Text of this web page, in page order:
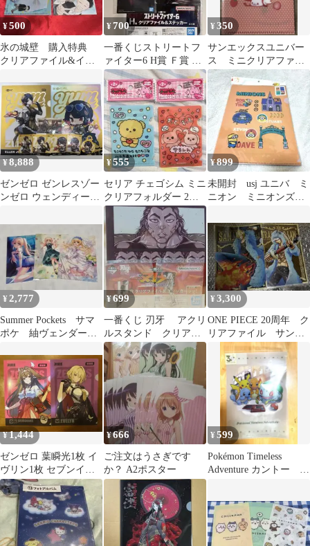
¥500
氷の城壁 購入特典
クリアファイル&イラ
¥ 700
一番くじストリートフ
ァイター6 H賞 Ｆ賞 キ
ャミィ
¥350
サンエックスユニバー
ス ミニクリアファイ
ル まめゴマ&えびふ
らいのしっぽ
¥8,888
ゼンゼロ ゼンレスゾー
ンゼロ ウェンディーズ
コースター
¥555
セリア チェゴシム ミニ
クリアフォルダー 2種
類セット
¥899
未開封 usj ユニバ ミ
ニオン ミニオンズ
具 4種類
¥2,777
Summer Pockets サマ
ポケ 紬ヴェンダー
セット
¥699
一番くじ 刃牙 アクリ
ルスタンド クリアフ
ァイル 2点セット
¥3,300
ONE PIECE 20周年 ク
リアファイル サンジ
¥1,444
ゼンゼロ 葉瞬光1枚 イ
ヴリン1枚 セブンイレ
ブン クリアファイル 計
2枚
¥ 666
ご注文はうさぎです
か？ A2ポスター
¥599
Pokémon Timeless
Adventure カントー ク